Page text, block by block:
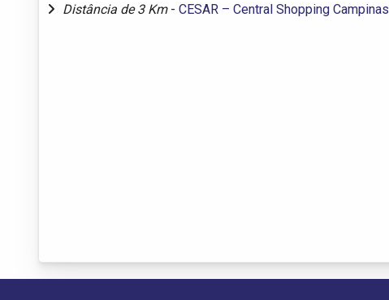
Distância de 3 Km - CESAR – Central Shopping Campinas